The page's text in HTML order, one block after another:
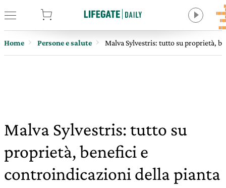
Home Persone e salute Malva Sylvestris: tutto su proprietà,
Malva Sylvestris: tutto su
proprietà, benefici e
controindicazioni della pianta